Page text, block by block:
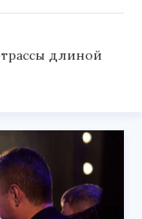
длиной